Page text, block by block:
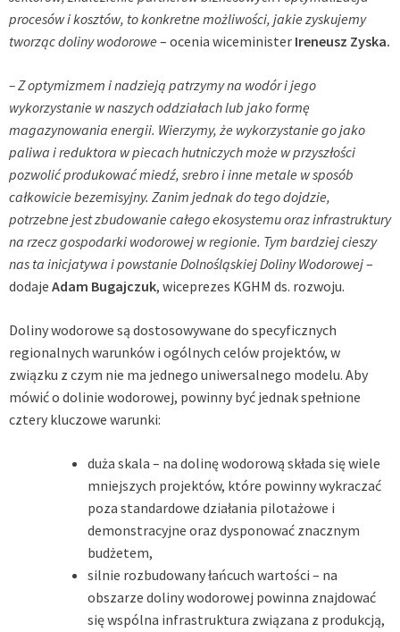
procesów i kosztów, to konkretne możliwości, jakie zyskujemy
tworząc doliny wodorowe – ocenia wiceminister Ireneusz Zyska.
– Z optymizmem i nadzieją patrzymy na wodór i jego
wykorzystanie w naszych oddziałach lub jako formę
magazynowania energii. Wierzymy, że wykorzystanie go jako
paliwa i reduktora w piecach hutniczych może w przyszłości
pozwolić produkować miedź, srebro i inne metale w sposób
całkowicie bezemisyjny. Zanim jednak do tego dojdzie,
potrzebne jest zbudowanie całego ekosystemu oraz infrastruktury
na rzecz gospodarki wodorowej w regionie. Tym bardziej cieszy
nas ta inicjatywa i powstanie Dolnośląskiej Doliny Wodorowej–
dodaje Adam Bugajczuk, wiceprezes KGHM ds. rozwoju.
Doliny wodorowe są dostosowywane do specyficznych
regionalnych warunków i ogólnych celów projektów, w
związku z czym nie ma jednego uniwersalnego modelu. Aby
mówić o dolinie wodorowej, powinny być jednak spełnione
cztery kluczowe warunki:
duża skala – na dolinę wodorową składa się wiele
mniejszych projektów, które powinny wykraczać
poza standardowe działania pilotażowe i
demonstracyjne oraz dysponować znacznym
budżetem,
silnie rozbudowany łańcuch wartości – na
obszarze doliny wodorowej powinna znajdować
się wspólna infrastruktura związana z produkcją,